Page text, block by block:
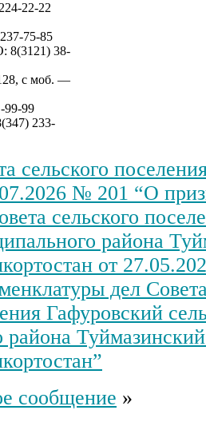
22-22
75-85
38-
с моб. —
99
233-
сельского
№ 201 “О
сельского
района
от
дел
Гафуровский
района
сообщение »